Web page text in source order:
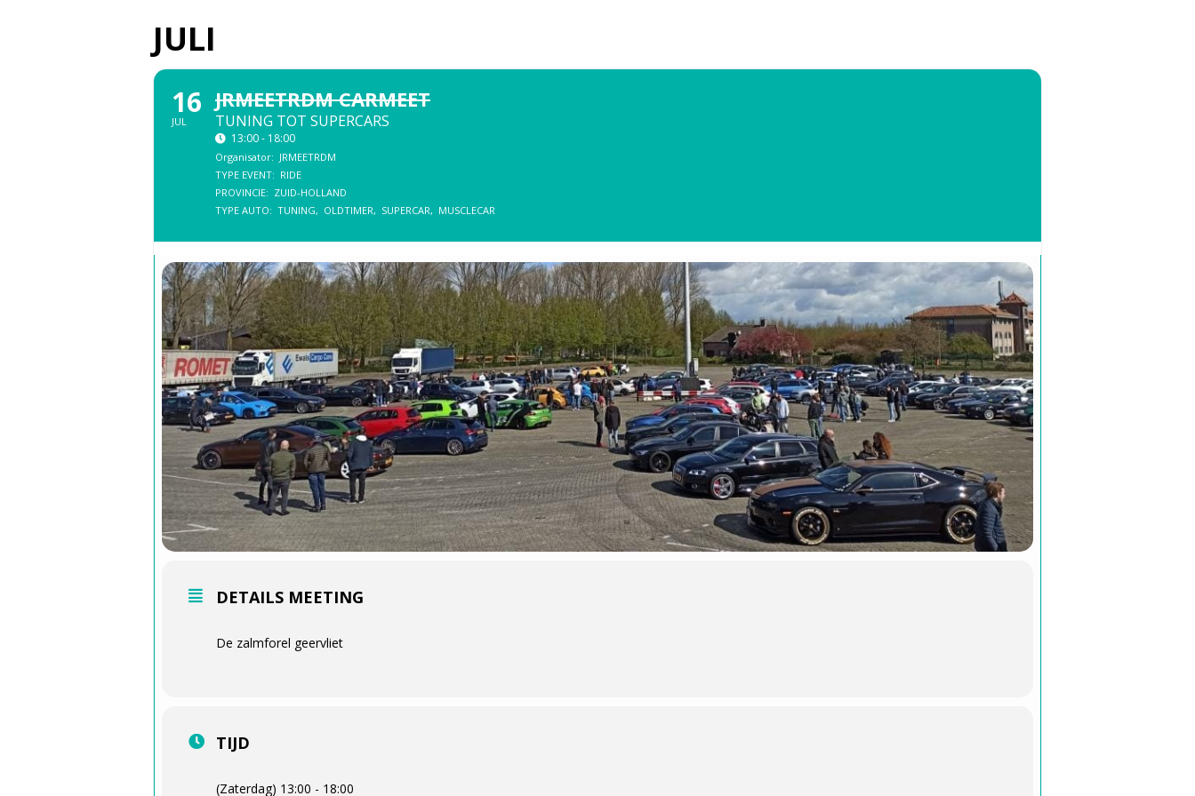
JULI
16
JUL
JRMEETRDM CARMEET
TUNING TOT SUPERCARS
13:00 - 18:00
Organisator: JRMEETRDM
TYPE EVENT: RIDE
PROVINCIE: ZUID-HOLLAND
TYPE AUTO: TUNING, OLDTIMER, SUPERCAR, MUSCLECAR
DETAILS MEETING
De zalmforel geervliet
TIJD
(Zaterdag) 13:00 - 18:00